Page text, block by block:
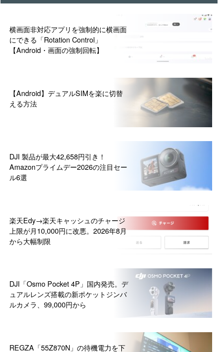
横画面非対応アプリを強制的に横画面
にできる「Rotation Control」
【Android・画面の強制回転】
【Android】デュアルSIMを楽に切替
える方法
DJI 製品が最大42,658円引き！
Amazonプライムデー2026の注目セー
ル6選
楽天Edy→楽天キャッシュのチャージ
上限が月10,000円に改悪。2026年8月
から大幅制限
DJI「Osmo Pocket 4P」国内発売。デ
ュアルレンズ搭載の新ポケットジンバ
ルカメラ、99,000円から
REGZA「55Z870N」の待機電力を下